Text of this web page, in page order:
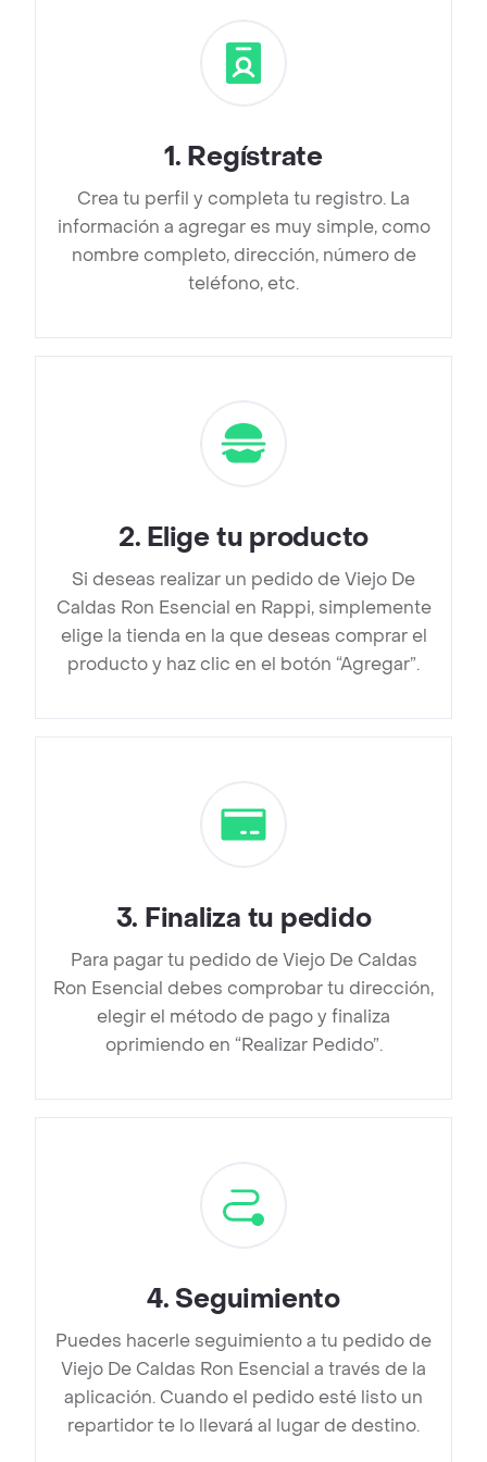
1. Regístrate
Crea tu perfil y completa tu registro. La
información a agregar es muy simple, como
nombre completo, dirección, número de
teléfono, etc.
2. Elige tu producto
Si deseas realizar un pedido de Viejo De
Caldas Ron Esencial en Rappi, simplemente
elige la tienda en la que deseas comprar el
producto y haz clic en el botón “Agregar”.
3. Finaliza tu pedido
Para pagar tu pedido de Viejo De Caldas
Ron Esencial debes comprobar tu dirección,
elegir el método de pago y finaliza
oprimiendo en “Realizar Pedido”.
4. Seguimiento
Puedes hacerle seguimiento a tu pedido de
Viejo De Caldas Ron Esencial a través de la
aplicación. Cuando el pedido esté listo un
repartidor te lo llevará al lugar de destino.